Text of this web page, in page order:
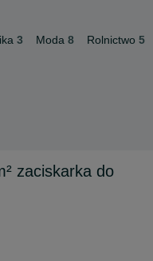
3 Moda 8 Rolnictwo 5
zaciskarka do